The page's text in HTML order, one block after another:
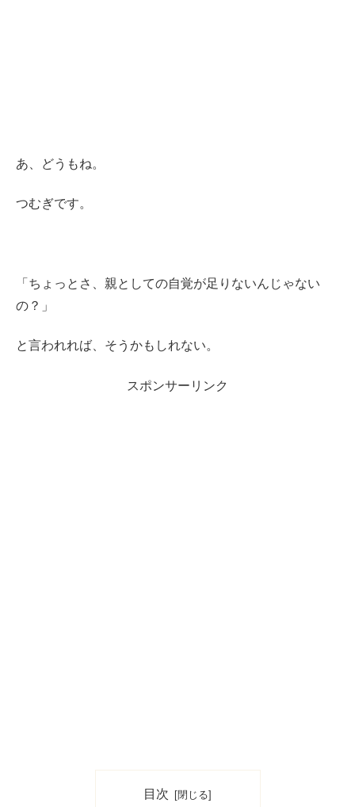
あ、どうもね。
つむぎです。
「ちょっとさ、親としての自覚が足りないんじゃない
の？」
と言われれば、そうかもしれない。
スポンサーリンク
目次